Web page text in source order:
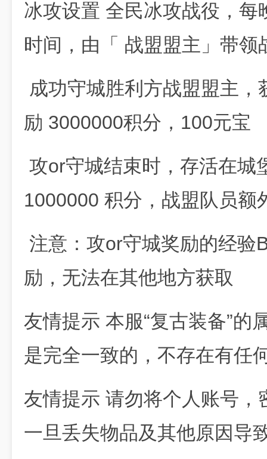
冰攻设置 全民冰攻战役，
时间，由「 战盟盟主」带领
成功守城胜利方战盟盟主
励 3000000积分，100元宝
攻or守城结束时，存活在城
1000000 积分，战盟队员额
注意：攻or守城奖励的经验
励，无法在其他地方获取
友情提示 本服“复古装备”的
是完全一致的，不存在有任
友情提示 请勿将个人账号，
一旦丢失物品及其他原因导